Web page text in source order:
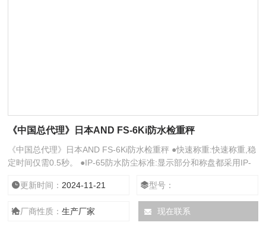
《中国总代理》日本AND FS-6Ki防水检重秤
《中国总代理》日本AND FS-6Ki防水检重秤 ●快速称重:快速称重,稳
定时间仅需0.5秒。 ●IP-65防水防尘标准:显示部分和称盘都采用IP-
个样品,按10键或者在称重或百分比设定高低限位来简单地输入目标
更新时间： 2024-11-21 型号：
厂商性质：生产厂家 现在联系